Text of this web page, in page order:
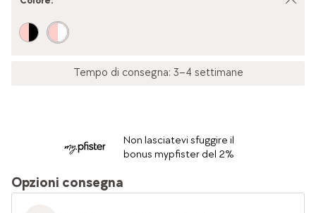
Tempo di consegna: 3–4 settimane
Non lasciatevi sfuggire il
bonus mypfister del 2%
Opzioni consegna